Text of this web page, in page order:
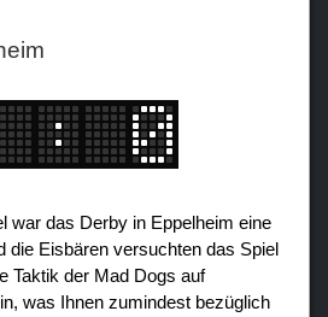
war das Derby in Eppelheim eine
die Eisbären versuchten das Spiel
Taktik der Mad Dogs auf
was Ihnen zumindest bezüglich